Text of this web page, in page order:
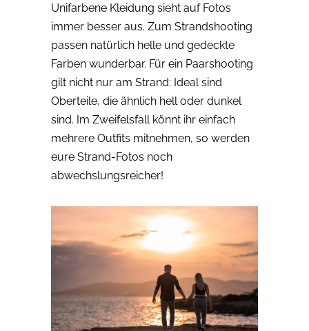
Unifarbene Kleidung sieht auf Fotos
immer besser aus. Zum Strandshooting
passen natürlich helle und gedeckte
Farben wunderbar. Für ein Paarshooting
gilt nicht nur am Strand: Ideal sind
Oberteile, die ähnlich hell oder dunkel
sind. Im Zweifelsfall könnt ihr einfach
mehrere Outfits mitnehmen, so werden
eure Strand-Fotos noch
abwechslungsreicher!